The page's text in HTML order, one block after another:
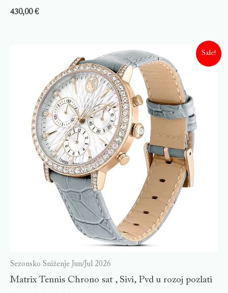
430,00€
Sale!
Sezonsko Sniženje Jun/Jul 2026
Matrix Tennis Chrono sat , Sivi, Pvd u rozoj pozlati